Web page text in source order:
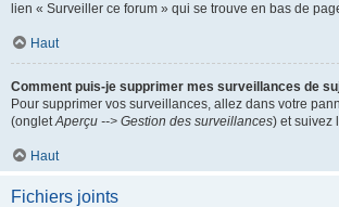
lien « Surveiller ce forum » qui se trouve en bas de
Haut
Comment puis-je supprimer mes surveillances de
Pour supprimer vos surveillances, allez dans votre
(ongletAperçu --> Gestion des surveillances) et suivez
Haut
Fichiers joints